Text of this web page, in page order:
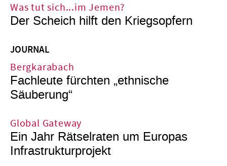
Was tut sich...im Jemen?
Der Scheich hilft den Kriegs­opfern
JOURNAL
Bergkarabach
Fachleute fürchten „ethnische
Säuberung“
Global Gateway
Ein Jahr Rätselraten um Europas
Infrastrukturprojekt